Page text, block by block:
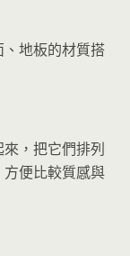
地板的材質搭
，把它們排列
便比較質感與